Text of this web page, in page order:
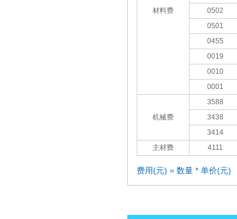
材料费
0502
0501
0455
0019
0010
0001
机械费
3588
3438
3414
主材费
4111
费用(元) = 数量 * 单价(元)